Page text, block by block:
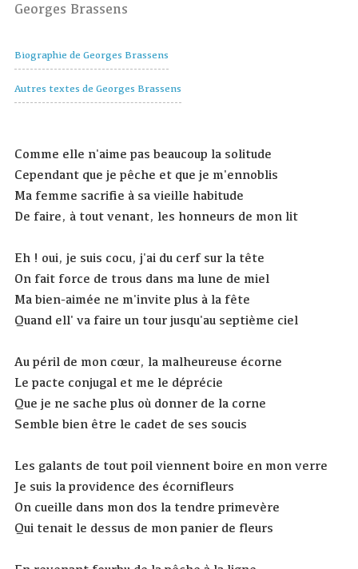
Georges Brassens
Biographie de Georges Brassens
Autres textes de Georges Brassens
Comme elle n'aime pas beaucoup la solitude
Cependant que je pêche et que je m'ennoblis
Ma femme sacrifie à sa vieille habitude
De faire, à tout venant, les honneurs de mon lit
Eh ! oui, je suis cocu, j'ai du cerf sur la tête
On fait force de trous dans ma lune de miel
Ma bien-aimée ne m'invite plus à la fête
Quand ell' va faire un tour jusqu'au septième ciel
Au péril de mon cœur, la malheureuse écorne
Le pacte conjugal et me le déprécie
Que je ne sache plus où donner de la corne
Semble bien être le cadet de ses soucis
Les galants de tout poil viennent boire en mon verre
Je suis la providence des écornifleurs
On cueille dans mon dos la tendre primevère
Qui tenait le dessus de mon panier de fleurs